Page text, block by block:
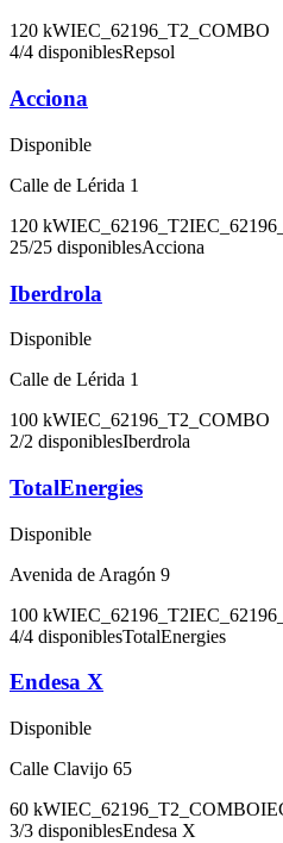
120 kWIEC_62196_T2_COMBO
4/4 disponiblesRepsol
Acciona
Disponible
Calle de Lérida 1
120 kWIEC_62196_T2
25/25 disponiblesAcciona
Iberdrola
Disponible
Calle de Lérida 1
100 kWIEC_62196_T2_COMBO
2/2 disponiblesIberdrola
TotalEnergies
Disponible
Avenida de Aragón 9
100 kWIEC_62196_T2
4/4 disponiblesTotalEnergies
Endesa X
Disponible
Calle Clavijo 65
60 kWIEC_62196_T2_COMBO
3/3 disponiblesEndesa X